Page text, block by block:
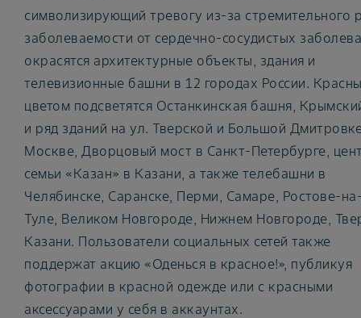
символизирующий тревогу из-за стремительного
заболеваемости от сердечно-сосудистых
окрасятся архитектурные объекты, здания и
телевизионные башни в 12 городах России.
цветом подсветятся Останкинская башня,
и ряд зданий на ул. Тверской и Большой
Москве, Дворцовый мост в Санкт-Петербурге,
семьи «Казан» в Казани, а также телебашни в
Челябинске, Саранске, Перми, Самаре, Ростове-
Туле, Великом Новгороде, Нижнем Новгороде,
Казани. Пользователи социальных сетей также
поддержат акцию «Оденься в красное!», публикуя
фотографии в красной одежде или с красными
аксессуарами у себя в аккаунтах.